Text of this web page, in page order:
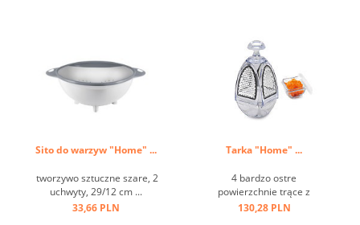
Sito do warzyw "Home" ...
tworzywo sztuczne szare, 2
uchwyty, 29/12 cm ...
33,66 PLN
Tarka "Home" ...
4 bardzo ostre
powierzchnie trące z
pojemnikiem ...
130,28 PLN